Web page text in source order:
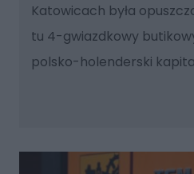
Katowicach była
tu 4-gwiazdkowy
polsko-holenderski